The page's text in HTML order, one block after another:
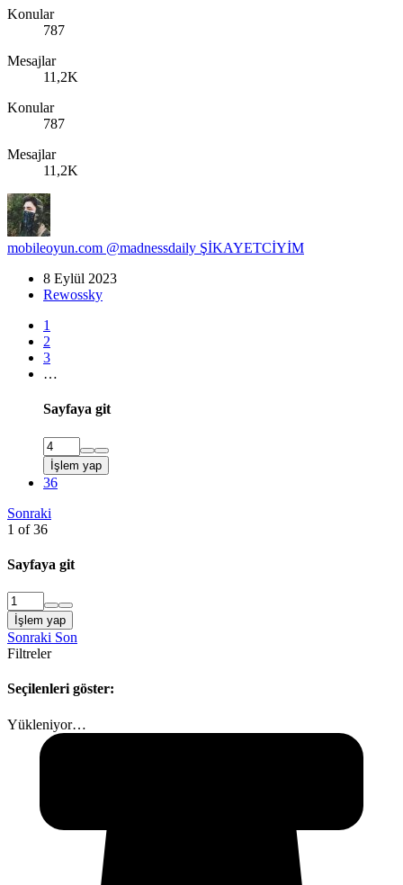
Konular
787
Mesajlar
11,2K
Konular
787
Mesajlar
11,2K
mobileoyun.com @madnessdaily ŞİKAYETCİYİM
8 Eylül 2023
Rewossky
1
2
3
…
Sayfaya git
İşlem yap
36
Sonraki
1 of 36
Sayfaya git
İşlem yap
Sonraki Son
Filtreler
Seçilenleri göster:
Yükleniyor…